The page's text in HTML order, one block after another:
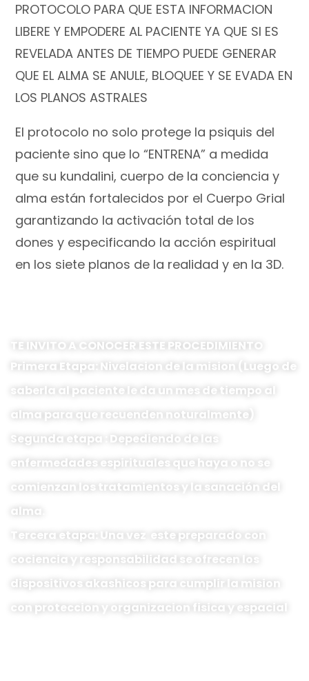
PROTOCOLO PARA QUE ESTA INFORMACION
LIBERE Y EMPODERE AL PACIENTE YA QUE SI ES
REVELADA ANTES DE TIEMPO PUEDE GENERAR
QUE EL ALMA SE ANULE, BLOQUEE Y SE EVADA EN
LOS PLANOS ASTRALES
El protocolo no solo protege la psiquis del
paciente sino que lo “ENTRENA” a medida
que su kundalini, cuerpo de la conciencia y
alma están fortalecidos por el Cuerpo Grial
garantizando la activación total de los
dones y especificando la acción espiritual
en los siete planos de la realidad y en la 3D.
TE INVITO A CONOCER ESTE PROCEDIMIENTO
Primera Etapa: Nivelacion de la mision (Luego de
saberla al paciente le da un mes de tiempo al
alma para que recuenden noturalmente)
Segunda etapa : Depediendo de las
enfermedades espirituales que haya o no se
comienzan los tratamientos y la sanación del
alma.
Tercera etapa: Una vez este preparado con
cociencia y responsabilidad se ofrecen los
dispositivos akashicos para cumplir la mision
con proteccion y organizacion fisica y espacial